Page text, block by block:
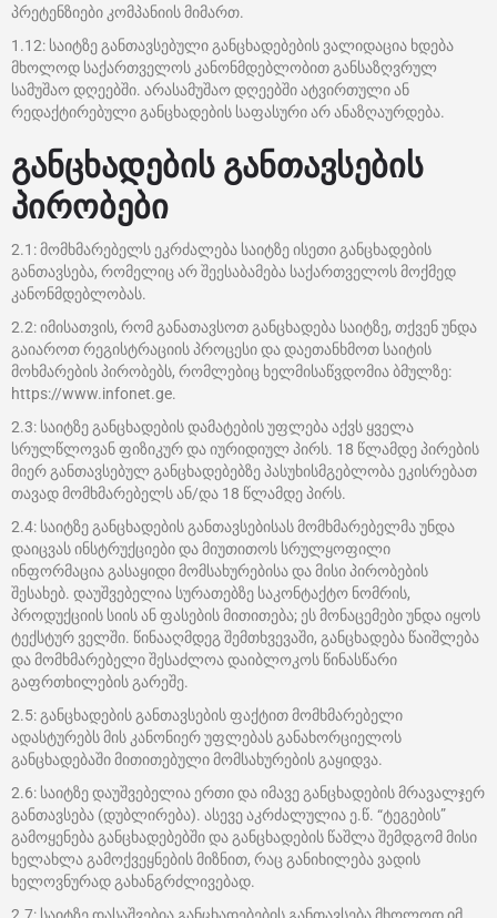
პრეტენზიები კომპანიის მიმართ.
1.12: საიტზე განთავსებული განცხადებების ვალიდაცია ხდება
მხოლოდ საქართველოს კანონმდებლობით განსაზღვრულ
სამუშაო დღეებში. არასამუშაო დღეებში ატვირთული ან
რედაქტირებული განცხადების საფასური არ ანაზღაურდება.
განცხადების განთავსების
პირობები
2.1: მომხმარებელს ეკრძალება საიტზე ისეთი განცხადების
განთავსება, რომელიც არ შეესაბამება საქართველოს მოქმედ
კანონმდებლობას.
2.2: იმისათვის, რომ განათავსოთ განცხადება საიტზე, თქვენ უნდა
გაიაროთ რეგისტრაციის პროცესი და დაეთანხმოთ საიტის
მოხმარების პირობებს, რომლებიც ხელმისაწვდომია ბმულზე:
https://www.infonet.ge.
2.3: საიტზე განცხადების დამატების უფლება აქვს ყველა
სრულწლოვან ფიზიკურ და იურიდიულ პირს. 18 წლამდე პირების
მიერ განთავსებულ განცხადებებზე პასუხისმგებლობა ეკისრებათ
თავად მომხმარებელს ან/და 18 წლამდე პირს.
2.4: საიტზე განცხადების განთავსებისას მომხმარებელმა უნდა
დაიცვას ინსტრუქციები და მიუთითოს სრულყოფილი
ინფორმაცია გასაყიდი მომსახურებისა და მისი პირობების
შესახებ. დაუშვებელია სურათებზე საკონტაქტო ნომრის,
პროდუქციის სიის ან ფასების მითითება; ეს მონაცემები უნდა იყოს
ტექსტურ ველში. წინააღმდეგ შემთხვევაში, განცხადება წაიშლება
და მომხმარებელი შესაძლოა დაიბლოკოს წინასწარი
გაფრთხილების გარეშე.
2.5: განცხადების განთავსების ფაქტით მომხმარებელი
ადასტურებს მის კანონიერ უფლებას განახორციელოს
განცხადებაში მითითებული მომსახურების გაყიდვა.
2.6: საიტზე დაუშვებელია ერთი და იმავე განცხადების მრავალჯერ
განთავსება (დუბლირება). ასევე აკრძალულია ე.წ. “ტეგების”
გამოყენება განცხადებებში და განცხადების წაშლა შემდგომ მისი
ხელახლა გამოქვეყნების მიზნით, რაც განიხილება ვადის
ხელოვნურად გახანგრძლივებად.